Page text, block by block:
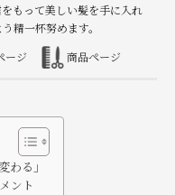
もって美しい髪を手に入れ
精一杯努めます。
ージ
商品ページ
わる」
ント